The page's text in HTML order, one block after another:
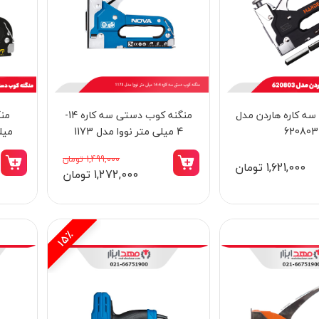
چراغ باغی مدل MP25
1,945,000 تومان
کاره هاردن مدل
620803
1,621,000 تومان
منگنه کوب دستی سه کاره 14-
4 میلی‌ متر نووا مدل 1173
1,499,000 تومان
1,272,000 تومان
15٪